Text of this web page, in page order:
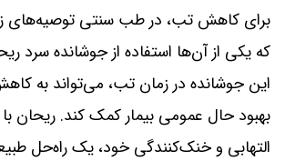
برای کاهش تب، در طب سنتی توصیه‌های
که یکی از آن‌ها استفاده از جوشانده سرد
این جوشانده در زمان تب، می‌تواند به
بهبود حال عمومی بیمار کمک کند. ریحان
التهابی و خنک‌کنندگی خود، یک راه‌حل